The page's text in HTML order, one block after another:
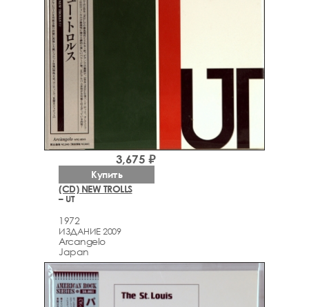
(CD) NEW TROLLS
– UT
1972
ИЗДАНИЕ 2009
Arcаngelo
Japan
3,675 ₽
Купить